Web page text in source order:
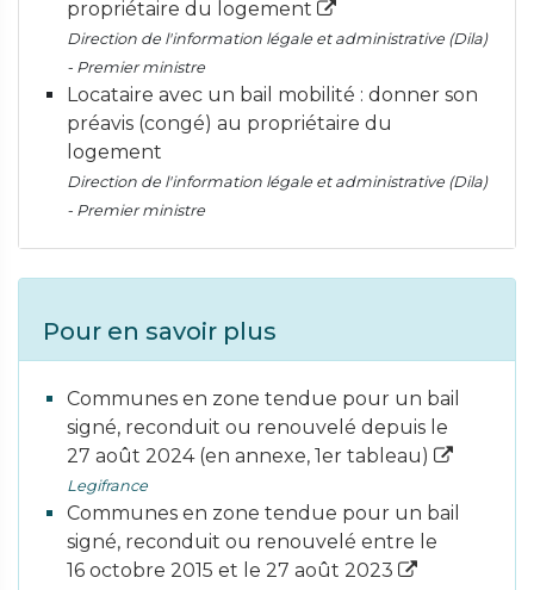
propriétaire du logement
Direction de l'information légale et administrative (Dila)
- Premier ministre
Locataire avec un bail mobilité : donner son
préavis (congé) au propriétaire du
logement
Direction de l'information légale et administrative (Dila)
- Premier ministre
Pour en savoir plus
Communes en zone tendue pour un bail
signé, reconduit ou renouvelé depuis le
27 août 2024 (en annexe, 1er tableau)
Legifrance
Communes en zone tendue pour un bail
signé, reconduit ou renouvelé entre le
16 octobre 2015 et le 27 août 2023